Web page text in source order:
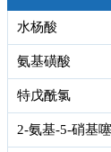
水杨酸
氨基磺酸
特戊酰氯
2-氨基-5-硝基